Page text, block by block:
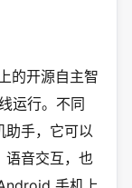
的开源自主智
运行。不同
助手，它可以
语音交互，也